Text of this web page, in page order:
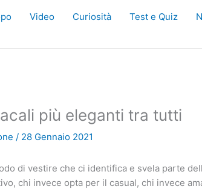
Video Curiosità Test e Quiz
più eleganti tra tutti
/ 28 Gennaio 2021
di vestire che ci identifica e svela parte
chi invece opta per il casual, chi invece